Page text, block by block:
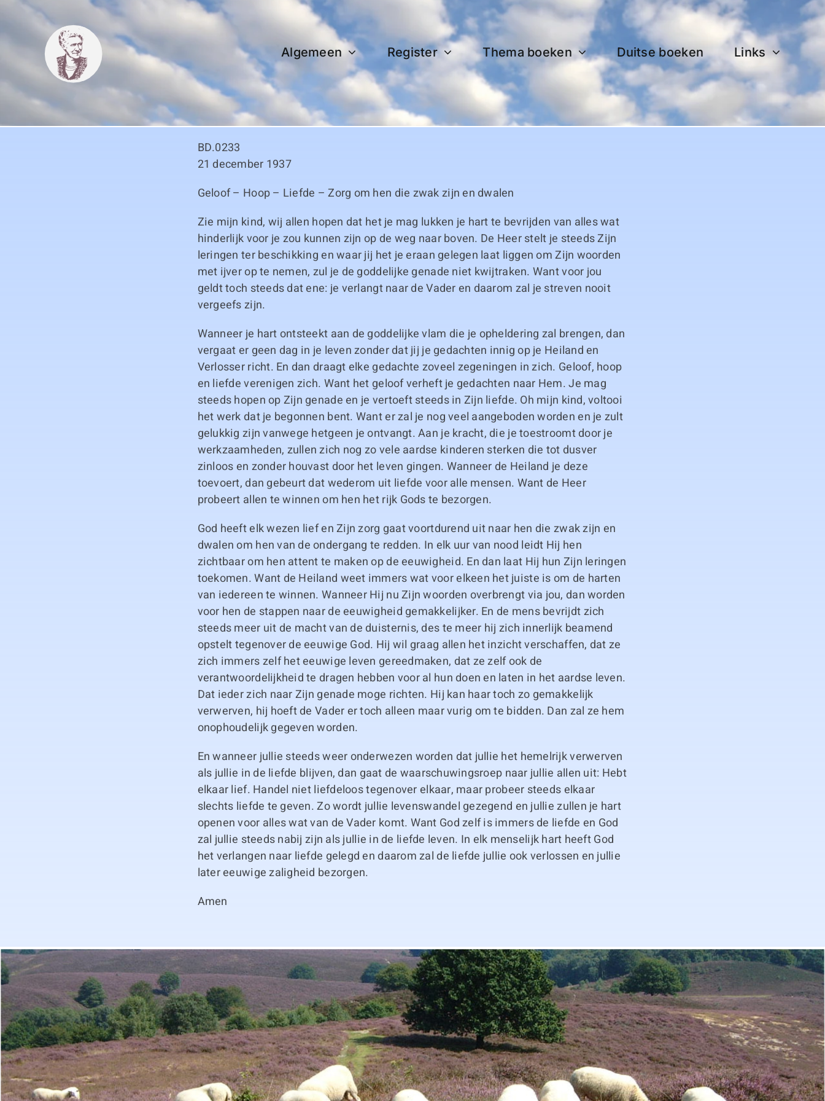
content
Algemeen Register Thema boeken Duitse boeken Links
BD.0233
21 december 1937
Geloof – Hoop – Liefde – Zorg om hen die zwak zijn en dwalen
Zie mijn kind, wij allen hopen dat het je mag lukken je hart te bevrijden van alles wat
hinderlijk voor je zou kunnen zijn op de weg naar boven. De Heer stelt je steeds Zijn
leringen ter beschikking en waar jij het je eraan gelegen laat liggen om Zijn woorden
met ijver op te nemen, zul je de goddelijke genade niet kwijtraken. Want voor jou
geldt toch steeds dat ene: je verlangt naar de Vader en daarom zal je streven nooit
vergeefs zijn.
Wanneer je hart ontsteekt aan de goddelijke vlam die je opheldering zal brengen, dan
vergaat er geen dag in je leven zonder dat jij je gedachten innig op je Heiland en
Verlosser richt. En dan draagt elke gedachte zoveel zegeningen in zich. Geloof, hoop
en liefde verenigen zich. Want het geloof verheft je gedachten naar Hem. Je mag
steeds hopen op Zijn genade en je vertoeft steeds in Zijn liefde. Oh mijn kind, voltooi
het werk dat je begonnen bent. Want er zal je nog veel aangeboden worden en je zult
gelukkig zijn vanwege hetgeen je ontvangt. Aan je kracht, die je toestroomt door je
werkzaamheden, zullen zich nog zo vele aardse kinderen sterken die tot dusver
zinloos en zonder houvast door het leven gingen. Wanneer de Heiland je deze
toevoert, dan gebeurt dat wederom uit liefde voor alle mensen. Want de Heer
probeert allen te winnen om hen het rijk Gods te bezorgen.
God heeft elk wezen lief en Zijn zorg gaat voortdurend uit naar hen die zwak zijn en
dwalen om hen van de ondergang te redden. In elk uur van nood leidt Hij hen
zichtbaar om hen attent te maken op de eeuwigheid. En dan laat Hij hun Zijn leringen
toekomen. Want de Heiland weet immers wat voor elkeen het juiste is om de harten
van iedereen te winnen. Wanneer Hij nu Zijn woorden overbrengt via jou, dan worden
voor hen de stappen naar de eeuwigheid gemakkelijker. En de mens bevrijdt zich
steeds meer uit de macht van de duisternis, des te meer hij zich innerlijk beamend
opstelt tegenover de eeuwige God. Hij wil graag allen het inzicht verschaffen, dat ze
zich immers zelf het eeuwige leven gereedmaken, dat ze zelf ook de
verantwoordelijkheid te dragen hebben voor al hun doen en laten in het aardse leven.
Dat ieder zich naar Zijn genade moge richten. Hij kan haar toch zo gemakkelijk
verwerven, hij hoeft de Vader er toch alleen maar vurig om te bidden. Dan zal ze hem
onophoudelijk gegeven worden.
En wanneer jullie steeds weer onderwezen worden dat jullie het hemelrijk verwerven
als jullie in de liefde blijven, dan gaat de waarschuwingsroep naar jullie allen uit: Hebt
elkaar lief. Handel niet liefdeloos tegenover elkaar, maar probeer steeds elkaar
slechts liefde te geven. Zo wordt jullie levenswandel gezegend en jullie zullen je hart
openen voor alles wat van de Vader komt. Want God zelf is immers de liefde en God
zal jullie steeds nabij zijn als jullie in de liefde leven. In elk menselijk hart heeft God
het verlangen naar liefde gelegd en daarom zal de liefde jullie ook verlossen en jullie
later eeuwige zaligheid bezorgen.
Amen